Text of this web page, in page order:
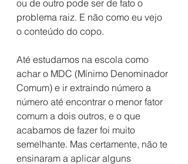
ou de outro pode ser de fato o
problema raiz. E não como eu vejo
o conteúdo do copo.
Até estudamos na escola como
achar o MDC (Mínimo Denominador
Comum) e ir extraindo número a
número até encontrar o menor fator
comum a dois outros, e o que
acabamos de fazer foi muito
semelhante. Mas certamente, não te
ensinaram a aplicar alguns